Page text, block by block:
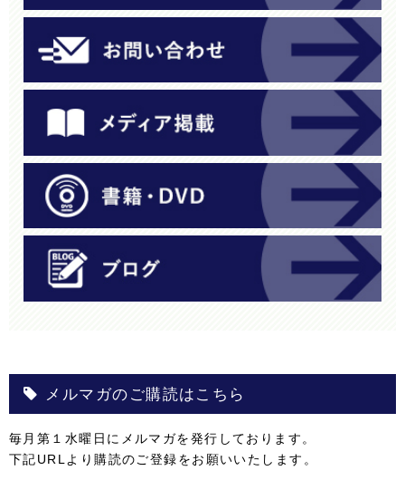
メルマガのご購読はこちら
毎月第１水曜日にメルマガを発行しております。
下記URLより購読のご登録をお願いいたします。